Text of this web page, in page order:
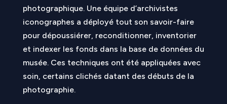
photographique. Une équipe d’archivistes
iconographes a déployé tout son savoir-faire
pour dépoussiérer, reconditionner, inventorier
et indexer les fonds dans la base de données du
musée. Ces techniques ont été appliquées avec
soin, certains clichés datant des débuts de la
photographie.